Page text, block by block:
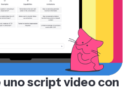
script video con